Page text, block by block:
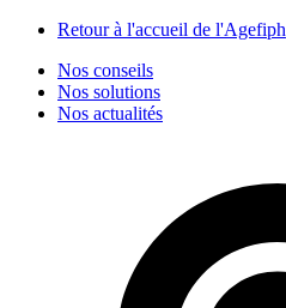
Retour à l'accueil de l'Agefiph
Nos conseils
Nos solutions
Nos actualités